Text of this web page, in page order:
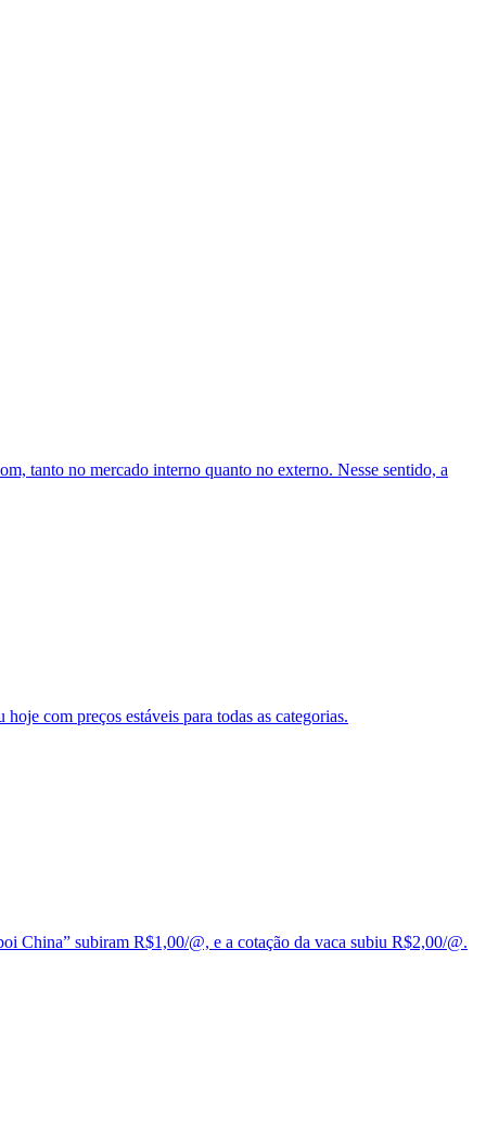
tanto no mercado interno quanto no externo. Nesse sentido, a
com preços estáveis para todas as categorias.
China” subiram R$1,00/@, e a cotação da vaca subiu R$2,00/@.